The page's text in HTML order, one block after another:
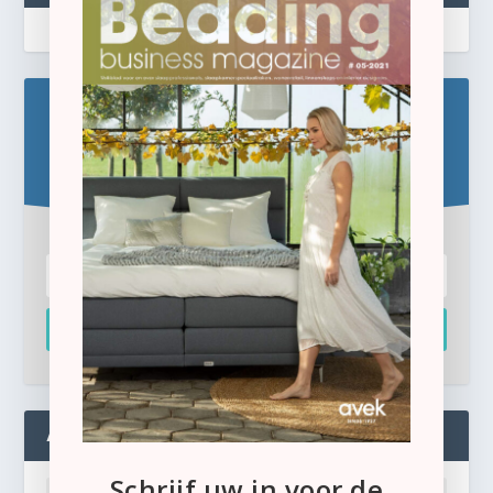
Blijf op de hoogte!
Schrijf u hier in voor de gratis e-newsletter.
Inschrijven
ADMIN